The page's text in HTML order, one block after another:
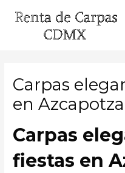
Carpas
en
Carpas
fiestas en